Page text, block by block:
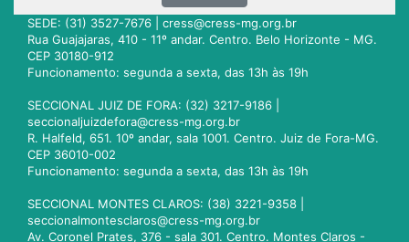
SEDE: (31) 3527-7676 | cress@cress-mg.org.br
Rua Guajajaras, 410 - 11º andar. Centro. Belo Horizonte - MG.
CEP 30180-912
Funcionamento: segunda a sexta, das 13h às 19h
SECCIONAL JUIZ DE FORA: (32) 3217-9186 |
seccionaljuizdefora@cress-mg.org.br
R. Halfeld, 651. 10º andar, sala 1001. Centro. Juiz de Fora-MG.
CEP 36010-002
Funcionamento: segunda a sexta, das 13h às 19h
SECCIONAL MONTES CLAROS: (38) 3221-9358 |
seccionalmontesclaros@cress-mg.org.br
Av. Coronel Prates, 376 - sala 301. Centro. Montes Claros -